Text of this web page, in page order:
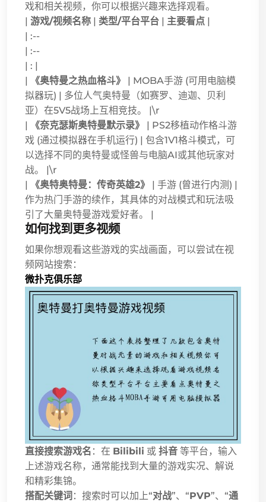
戏和相关视频，你可以根据兴趣来选择观看。
| 游戏/视频名称 | 类型/平台平台 | 主要看点 |
| :--
| :--
| : |
|
《奥特曼之热血格斗》
| MOBA手游 (可用电脑模
拟器玩) | 多位人气奥特曼（如赛罗、迪迦、贝利
亚）在5V5战场上互相竞技。 |\r
|
《奈克瑟斯奥特曼默示录》
| PS2移植动作格斗游
戏 (通过模拟器在手机运行) | 包含1V1格斗模式，可
以选择不同的奥特曼或怪兽与电脑AI或其他玩家对
战。 |\r
|
《奥特奥特曼：传奇英雄2》
| 手游 (曾进行内测) |
作为热门手游的续作，其具体的对战模式和玩法吸
引了大量奥特曼游戏爱好者。 |
如何找到更多视频
如果你想观看这些游戏的实战画面，可以尝试在视
频网站搜索：
微扑克俱乐部
直接搜索游戏名 ：在 Bilibili 或 抖音 等平台，输入
上述游戏名称，通常能找到大量的游戏实况、解说
和精彩集锦。
搭配关键词 ：搜索时可以加上“对战”、“PVP”、“通